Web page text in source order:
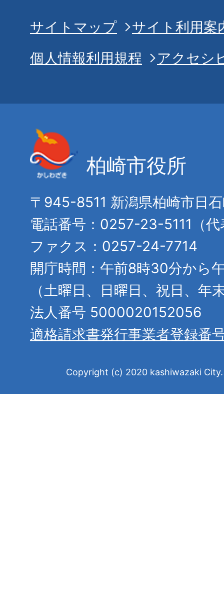
サイトマップ
サイト利用案
個人情報利用規程
アクセシ
柏崎市役所
〒945-8511 新潟県柏崎市日
電話番号：0257-23-5111（代
ファクス：0257-24-7714
開庁時間：午前8時30分から
（土曜日、日曜日、祝日、年
法人番号 5000020152056
適格請求書発行事業者登録番
Copyright (c) 2020 kashiwazaki